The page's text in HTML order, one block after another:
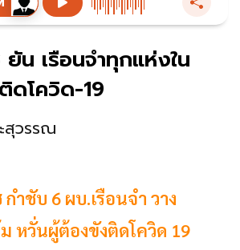
ยัน เรือนจำทุกแห่งใน
ดโควิด-19
สุวรรณ
กำชับ 6 ผบ.เรือนจำ วาง
หวั่นผู้ต้องขังติดโควิด 19